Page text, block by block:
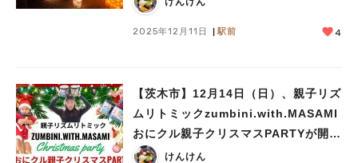
2025年12月11日 駅前 4
【茨木市】12月14日（日）、親子リズ
ムリトミックzumbini.with.MASAMI
おにクル親子クリスマスPARTYが開
催！
けんけん